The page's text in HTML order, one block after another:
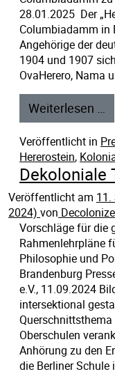
28.01.2025 Der
Columbiadamm in
Angehörige der
1904 und 1907
OvaHerero, Nama
Weiterlesen …
Veröffentlicht in
Hererostein,
Dekoloniale
Veröffentlicht am 11.
2024) von
Vorschläge für die
Rahmenlehrpläne
Philosophie und
Brandenburg
e.V., 11.09.2024
intersektional
Oberschulen
Anhörung zu den
die Berliner Schule